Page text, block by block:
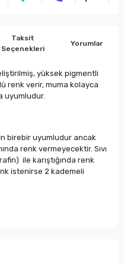
Taksit
Seçenekleri
Yorumlar
yüksek pigmentli
renk verir, muma kolayca
uyumludur.
birebir uyumludur ancak
renk vermeyecektir. Sıvı
ile karıştığında renk
istenirse 2 kademeli